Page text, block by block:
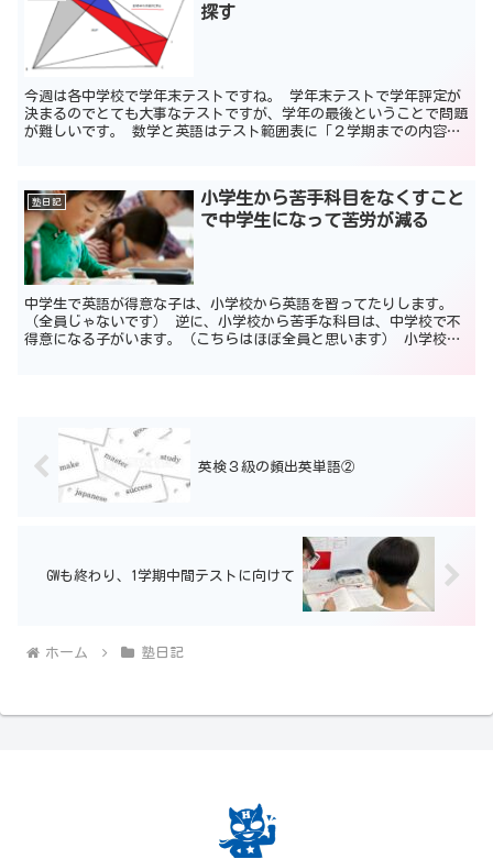
探す
今週は各中学校で学年末テストですね。 学年末テストで学年評定が
決まるのでとても大事なテストですが、学年の最後ということで問題
が難しいです。 数学と英語はテスト範囲表に「２学期までの内容を
塾日記
小学生から苦手科目をなくすこと
で中学生になって苦労が減る
中学生で英語が得意な子は、小学校から英語を習ってたりします。
（全員じゃないです） 逆に、小学校から苦手な科目は、中学校で不
得意になる子がいます。（こちらはほぼ全員と思います） 小学校の
英検３級の頻出英単語②
GWも終わり、1学期中間テストに向けて
ホーム 塾日記